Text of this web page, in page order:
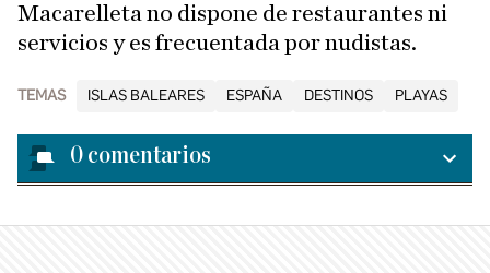
Macarelleta no dispone de restaurantes ni
servicios y es frecuentada por nudistas.
TEMAS ISLAS BALEARES ESPAÑA DESTINOS PLAYAS
0 comentarios